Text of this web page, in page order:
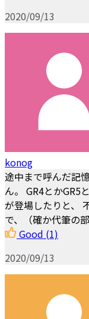
2020/09/13
konog
途中まで呼んだ記
ん。 GR4とかGR5
が登場したりと、
で、（確か代筆の
Good (1)
2020/09/13